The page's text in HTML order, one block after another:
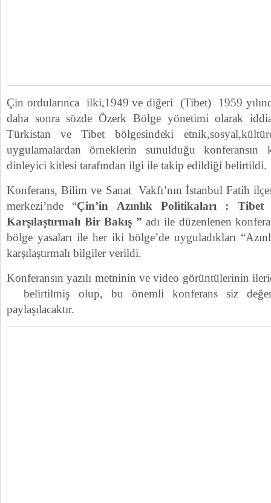
Çin ordularınca ilki,1949 ve diğeri (Tibet) 1959
daha sonra sözde Özerk Bölge yönetimi olarak
Türkistan ve Tibet bölgesindeki
uygulamalardan örneklerin sunulduğu
dinleyici kitlesi tarafından ilgi ile takip edildiği belirtildi.
Konferans, Bilim ve Sanat Vakfı’nın İstanbul Fatih
merkezi’nde “Çin’in Azınlık Politikaları :
Karşılaştırmalı Bir Bakış ”adı ile düzenlenen
bölge yasaları ile her iki bölge’de uyguladıkları
karşılaştırmalı bilgiler verildi.
Konferansın yazılı metninin ve video görüntülerinin
belirtilmiş olup, bu önemli konferans siz
paylaşılacaktır.